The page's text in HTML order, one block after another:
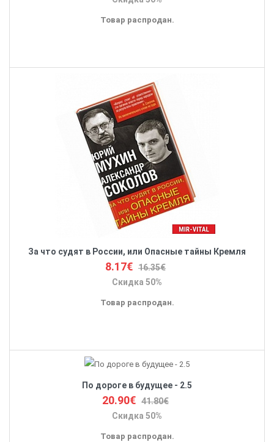
Товар распродан.
За что судят в России, или Опасные тайны Кремля
8.17€ 16.35€
Скидка 50%
Товар распродан.
По дороге в будущее - 2.5
20.90€ 41.80€
Скидка 50%
Товар распродан.